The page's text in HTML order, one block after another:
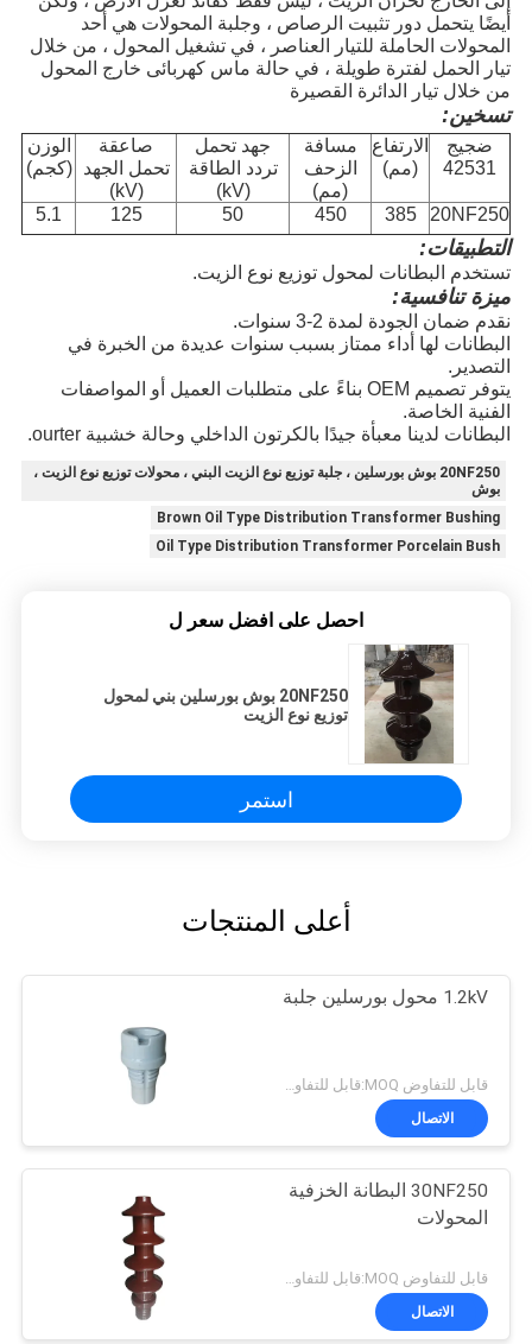
أيضًا يتحمل دور تثبيت الرصاص ، وجلبة المحولات هي أحد
المحولات الحاملة للتيار العناصر ، في تشغيل المحول ، من خلال
تيار الحمل لفترة طويلة ، في حالة ماس كهربائى خارج المحول
من خلال تيار الدائرة القصيرة
تسخين:
ضجيج
42531
الارتفاع
(مم)
مسافة
الزحف
(مم)
جهد تحمل
تردد الطاقة
(kV)
صاعقة
تحمل الجهد
(kV)
الوزن
(كجم)
20NF250
385
450
50
125
5.1
التطبيقات:
تستخدم البطانات لمحول توزيع نوع الزيت.
ميزة تنافسية:
نقدم ضمان الجودة لمدة 2-3 سنوات.
البطانات لها أداء ممتاز بسبب سنوات عديدة من الخبرة في
التصدير.
يتوفر تصميم OEM بناءً على متطلبات العميل أو المواصفات
الفنية الخاصة.
البطانات لدينا معبأة جيدًا بالكرتون الداخلي وحالة خشبية ourter.
20NF250 بوش بورسلين ، جلبة توزيع نوع الزيت البني ، محولات توزيع نوع الزيت ،
بوش
Brown Oil Type Distribution Transformer Bushing
Oil Type Distribution Transformer Porcelain Bush
احصل على افضل سعر ل
20NF250 بوش بورسلين بني لمحول
توزيع نوع الزيت
استمر
أعلى المنتجات
1.2kV محول بورسلين جلبة
قابل للتفاوض MOQ:قابل للتفاوض
الاتصال
30NF250 البطانة الخزفية
المحولات
الاتصال